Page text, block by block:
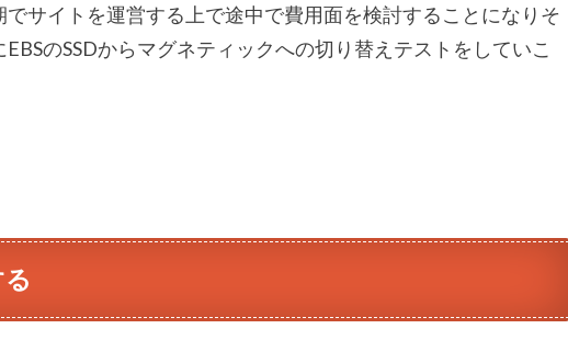
でサイトを運営する上で途中で費用面を検討することになりそ
のSSDからマグネティックへの切り替えテストをしていこ